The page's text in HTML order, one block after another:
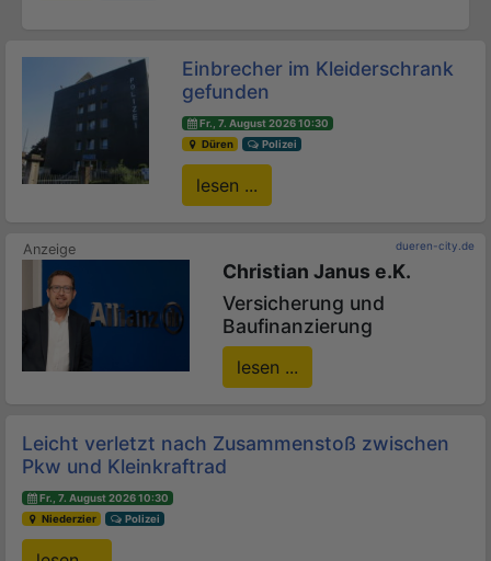
Einbrecher im Kleiderschrank
gefunden
Fr., 7. August 2026 10:30
Düren
Polizei
lesen ...
dueren-city.de
Christian Janus e.K.
Versicherung und
Baufinanzierung
lesen ...
Leicht verletzt nach Zusammenstoß zwischen
Pkw und Kleinkraftrad
Fr., 7. August 2026 10:30
Niederzier
Polizei